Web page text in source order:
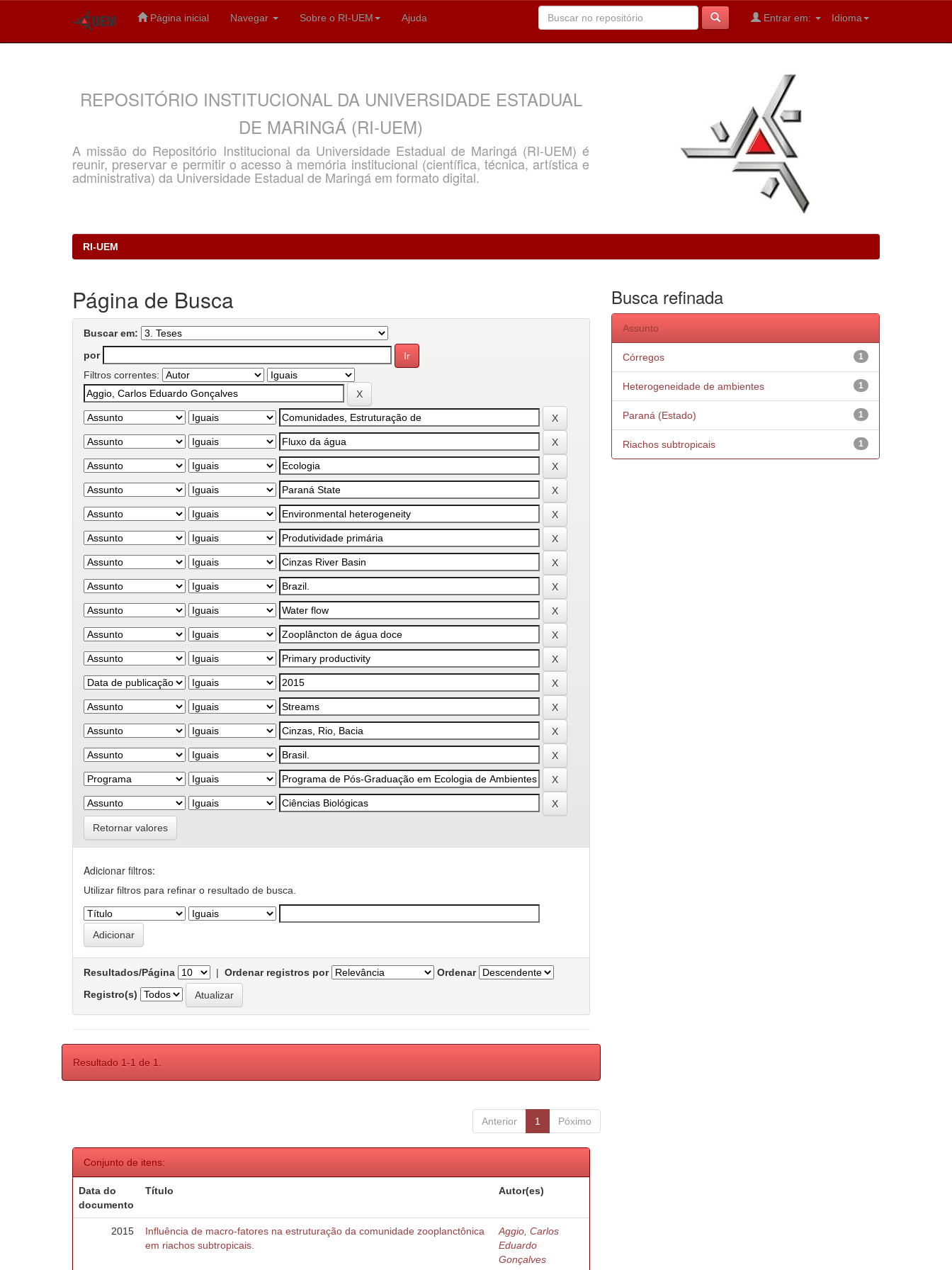
Página inicial Navegar Sobre o RI-UEM Ajuda Idioma
Entrar em:
REPOSITÓRIO INSTITUCIONAL DA UNIVERSIDADE ESTADUAL
DE MARINGÁ (RI-UEM)
A missão do Repositório Institucional da Universidade Estadual de Maringá (RI-UEM) é
reunir, preservar e permitir o acesso à memória institucional (científica, técnica, artística e
administrativa) da Universidade Estadual de Maringá em formato digital.
RI-UEM
Página de Busca
Buscar em:
por
Filtros correntes:
Retornar valores
Adicionar filtros:
Utilizar filtros para refinar o resultado de busca.
Resultados/Página | Ordenar registros por
Ordenar
Registro(s)
Resultado 1-1 de 1.
Anterior 1 Póximo
Conjunto de itens:
Data do
documento
Título Autor(es)
2015
Influência de macro-fatores na estruturação da comunidade zooplanctônica
em riachos subtropicais.
Aggio, Carlos
Eduardo
Gonçalves
Busca refinada
Assunto
1
Córregos
1
Heterogeneidade de ambientes
1
Paraná (Estado)
1
Riachos subtropicais